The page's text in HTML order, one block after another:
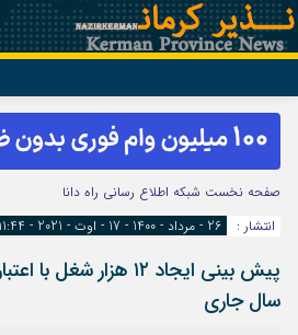
اینستاگرام
نام کاربری یا نشانی ایمیل
رمز عبور
مرا به خاطر بسپار
صفحه نخست شبکه اطلاع رسانی راه دانا
انتشار :
26 - مرداد - 1400 - 17 - اوت - 2021 - 11:44
پیش بینی ایجاد ۱۲ هزار
سال جاری